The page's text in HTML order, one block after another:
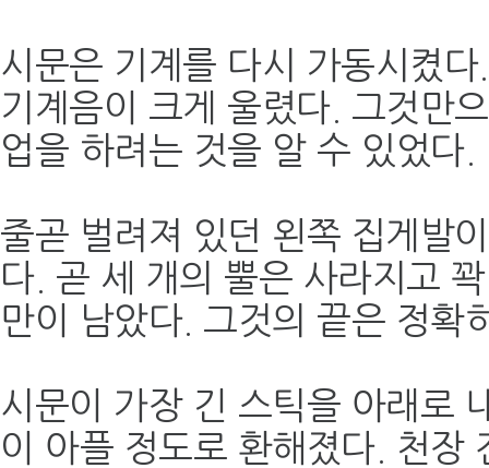
시문은 기계를 다시 가동시켰
기계음이 크게 울렸다. 그것만
업을 하려는 것을 알 수 있었다.
줄곧 벌려져 있던 왼쪽 집게발
다. 곧 세 개의 뿔은 사라지고
만이 남았다. 그것의 끝은 정확
시문이 가장 긴 스틱을 아래로
이 아플 정도로 환해졌다. 천장